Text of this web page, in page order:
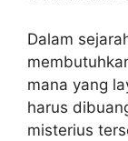
Dalam
mana yang
harus
misterius